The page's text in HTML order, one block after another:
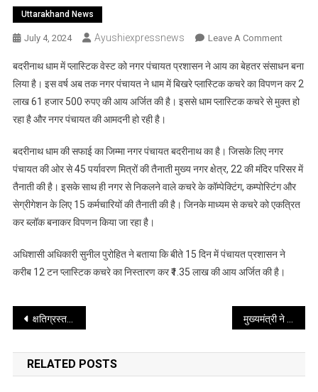
Uttarakhand News
July 4, 2024 Ayushiexpressnews Leave A CommentOn
15
दिन
में
ने
करीब
12
टन
का
लाख
की
बदरीनाथ धाम में प्लास्टिक वेस्ट को नगर पंचायत प्रशासन ने आय का बेहतर संसाधन बना
लिया है। इस वर्ष अब तक नगर पंचायत ने धाम में बिखरे प्लास्टिक कचरे का विपणन कर 2
लाख 61 हजार 500 रुपए की आय अर्जित की है। इससे धाम प्लास्टिक कचरे से मुक्त हो
रहा है और नगर पंचायत की आमदनी हो रही है।
बदरीनाथ धाम की सफाई का जिम्मा नगर पंचायत बदरीनाथ का है। जिसके लिए नगर
पंचायत की ओर से 45 पर्यावरण मित्रों की तैनाती मुख्य नगर क्षेत्र, 22 की मंदिर परिसर में
तैनाती की है। इसके साथ ही नगर से निकलने वालेकचरे के कॉम्पेक्टिंग, कम्पोस्टिंग और
सेग्रीगेशन के लिए 15 कर्मचारियों की तैनाती की है। जिनके माध्यम से कचरे को एकत्रित
कर ब्लॉक बनाकर विपणन किया जा रहा है।
अधिशासी अधिकारी सुनील पुरोहित ने बताया कि बीते 15 दिन में पंचायत प्रशासन ने
करीब 12 टन प्लास्टिक कचरे का निस्तारण कर ₹1.35 लाख की आय अर्जित की है।
Post
navigation
क्षतिग्रस्त पेयजल योजनाओं की दैनिक आधार पर तैयार की जाए रिपोर्ट
RELATED POSTS